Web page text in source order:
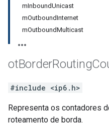
mInboundUnicast
mOutboundInternet
mOutboundMulticast
otBorderRouting
#include <ip6.h>
Representa os contadores
roteamento de borda.